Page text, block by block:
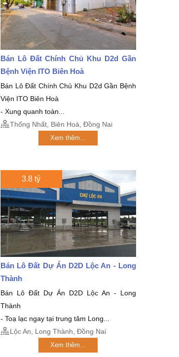
Bán Lô Đất Chính Chủ Khu D2d Gần
Bệnh Viện ITO Biên Hoà
Bán Lô Đất Chính Chủ Khu D2d Gần Bệnh
Viện ITO Biên Hoà
- Xung quanh toàn...
Thống Nhất, Biên Hoà, Đồng Nai
Xem thêm...
3.8 tỷ
Bán Lô Đất Dự Án D2D Lộc An - Long
Thành
Bán Lô Đất Dự Án D2D Lộc An - Long
Thành
- Toạ lạc ngay tại trung tâm Long...
Lộc An, Long Thành, Đồng Nai
Xem thêm...